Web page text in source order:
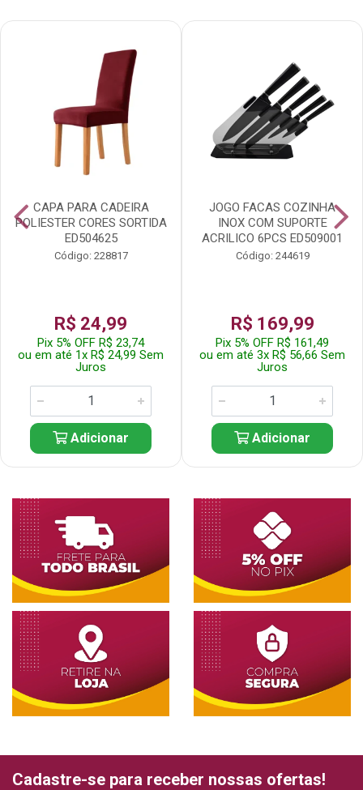
CAPA PARA CADEIRA
POLIESTER CORES SORTIDA
ED504625
Código: 228817
R$ 24,99
Pix 5% OFF R$ 23,74
ou em até 1x R$ 24,99 Sem
Juros
Adicionar
JOGO FACAS COZINHA
INOX COM SUPORTE
ACRILICO 6PCS ED509001
Código: 244619
R$ 169,99
Pix 5% OFF R$ 161,49
ou em até 3x R$ 56,66 Sem
Juros
Adicionar
Cadastre-se para receber nossas ofertas!